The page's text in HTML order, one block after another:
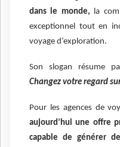
dans le monde, la
exceptionnel tout en
voyage d’exploration.
Son slogan résume
Changez votre regard
Pour les agences de
aujourd’hui une offre
capable de générer